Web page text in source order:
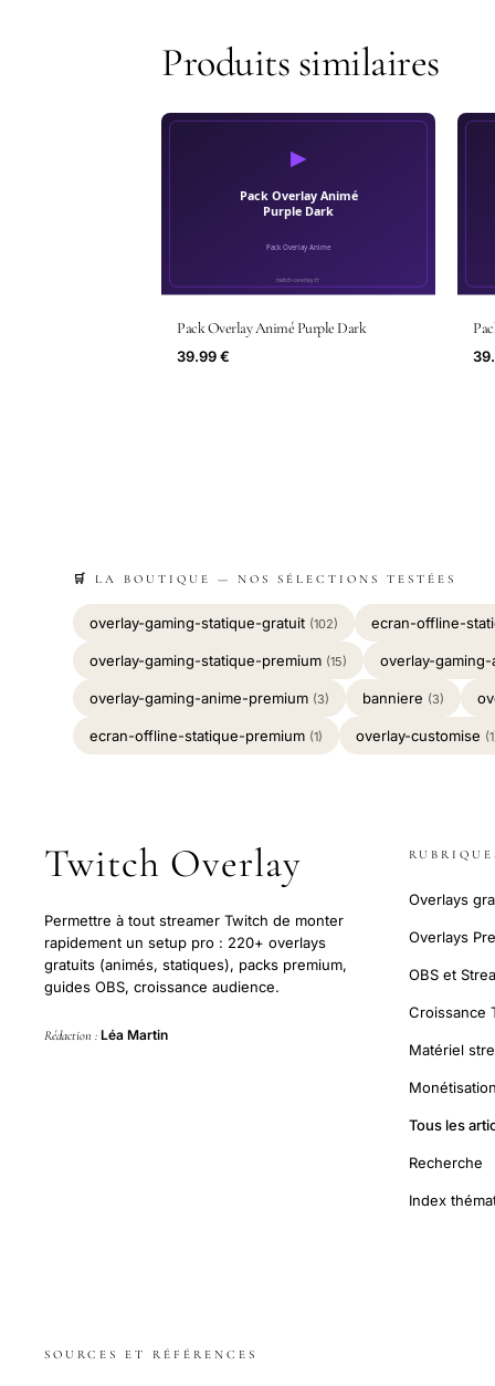
Produits similaires
Pack Overlay Animé Purple Dark
39.99 €
🛒 LA BOUTIQUE — NOS SÉLECTIONS TESTÉES
overlay-gaming-statique-gratuit (102) ecran-offline-
overlay-gaming-statique-premium (15) overlay-
overlay-gaming-anime-premium (3) banniere (3)
ecran-offline-statique-premium (1) overlay-customise
Twitch Overlay
Permettre à tout streamer Twitch de monter
rapidement un setup pro : 220+ overlays
gratuits (animés, statiques), packs premium,
guides OBS, croissance audience.
Rédaction : Léa Martin
Overlays
Overlays
OBS et
Croissance
Matériel
Tous les
Recherche
Index
SOURCES ET RÉFÉRENCES